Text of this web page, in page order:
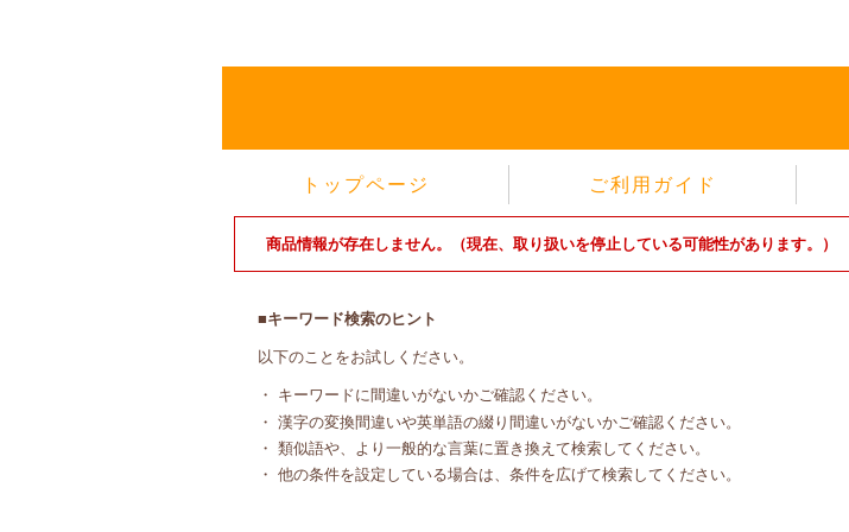
トップページ ご利用ガイド
当サイトについて
特定商取引法に基づく表示
よくあるご質問
商品情報が存在しません。（現在、取り扱いを停止している可能性があります。）
■キーワード検索のヒント
以下のことをお試しください。
・ キーワードに間違いがないかご確認ください。
・ 漢字の変換間違いや英単語の綴り間違いがないかご確認ください。
・ 類似語や、より一般的な言葉に置き換えて検索してください。
・ 他の条件を設定している場合は、条件を広げて検索してください。